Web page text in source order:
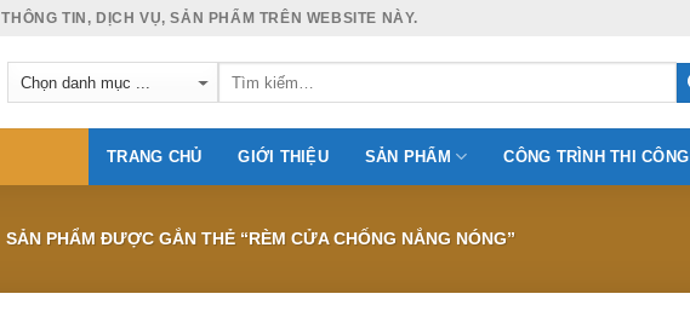
TIN, DỊCH VỤ, SẢN PHẨM TRÊN WEBSITE NÀY.
TRANG CHỦ GIỚI THIỆU SẢN PHẨM CÔNG TRÌNH THI CÔNG
SẢN PHẨM ĐƯỢC GẮN THẺ “RÈM CỬA CHỐNG NẮNG NÓNG”